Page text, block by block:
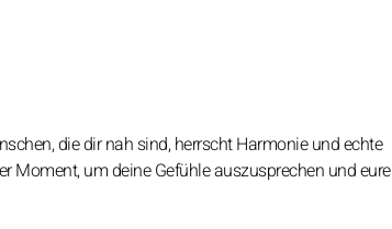
die dir nah sind, herrscht Harmonie und echte
Moment, um deine Gefühle auszusprechen und eure